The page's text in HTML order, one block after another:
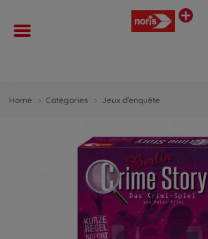
Home Catégories Jeux d'enquête